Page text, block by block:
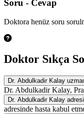
Soru - Cevap
Doktora henüz soru
Doktor Sıkça
Dr. Abdulkadir Kalay
Dr. Abdulkadir Kalay,
Dr. Abdulkadir Kalay
adresinde hasta kabul